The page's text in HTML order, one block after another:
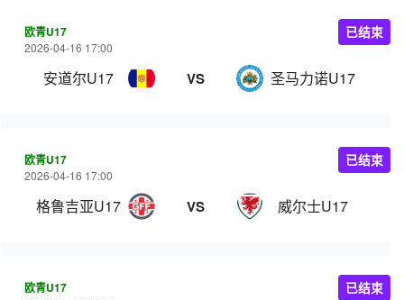
欧青U17
2026-04-16 17:00
安道尔U17 VS 圣马力诺U17
已结束
欧青U17
2026-04-16 17:00
格鲁吉亚U17 VS 威尔士U17
已结束
欧青U17 已结束